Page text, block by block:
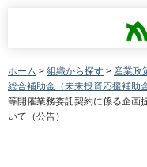
ホーム > 組織から探す > 産業政
総合補助金（未来投資応援補助金
等開催業務委託契約に係る企画
いて（公告）